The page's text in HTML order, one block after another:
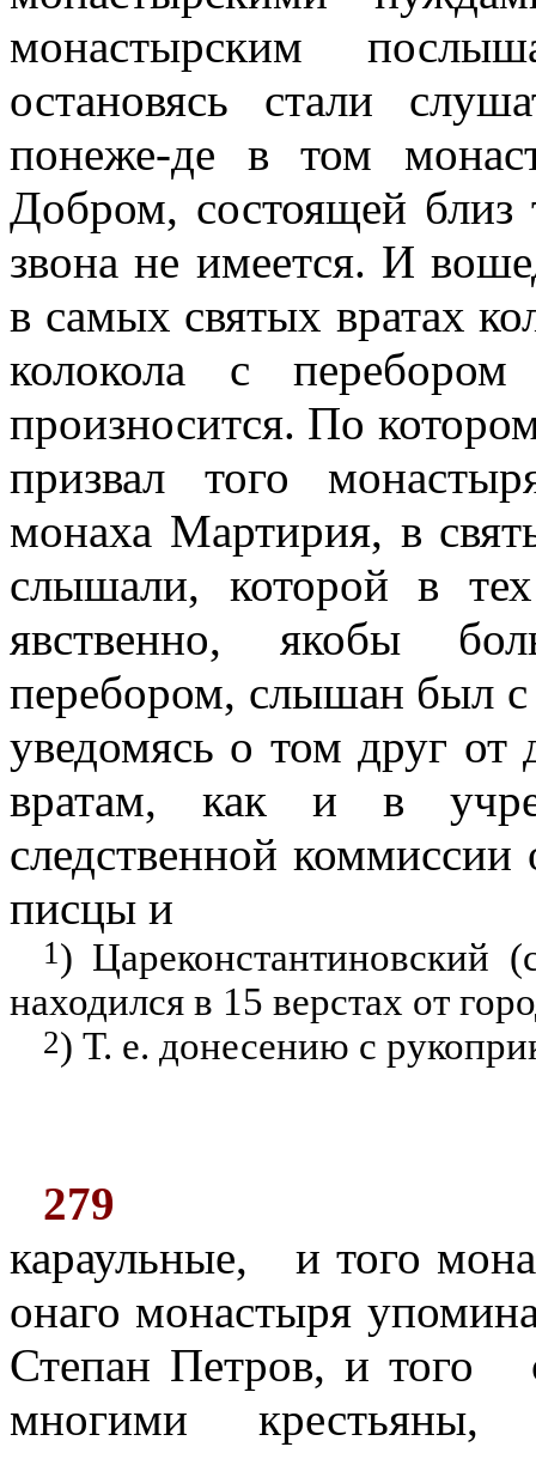
монастырским
остановясь стали
понеже-де в том
Добром, состоящей близ
звона не имеется. И
в самых святых вратах
колокола с
произносится. По
призвал того
монаха Мартирия, в
слышали, которой в
явственно, якобы
перебором, слышан был с
уведомясь о том друг от
вратам, как и в
следственной
писцы и
1) Цареконстантиновский
находился в 15 верстах от
2) Т. е. донесению с
279
караульные,
и того
онаго монастыря
Степан Петров, и того
многими
крестьяны,